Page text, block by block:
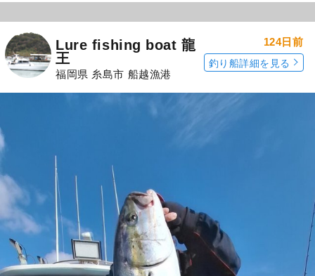
Lure fishing boat 龍
王
福岡県 糸島市 船越漁港
124日前
釣り船詳細を見る